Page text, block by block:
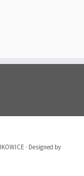
· Designed by